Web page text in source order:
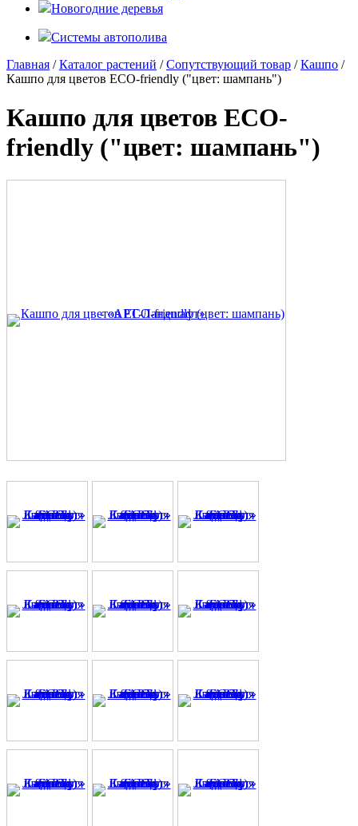
Новогодние деревья
Системы автополива
Главная /Каталог растений /Сопутствующий товар /Кашпо /
Кашпо для цветов ECO-friendly ("цвет: шампань")
Кашпо для цветов ECO-
friendly ("цвет: шампань")